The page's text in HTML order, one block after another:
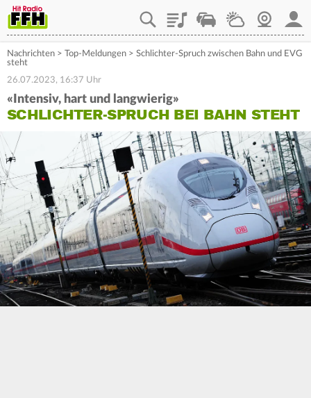
PlaylistStaupilotWetterWebcam
Nachrichten > Top-Meldungen > Schlichter-Spruch zwischen Bahn und EVG
steht
26.07.2023, 16:37 Uhr
«Intensiv, hart und langwierig»
SCHLICHTER-SPRUCH BEI BAHN STEHT